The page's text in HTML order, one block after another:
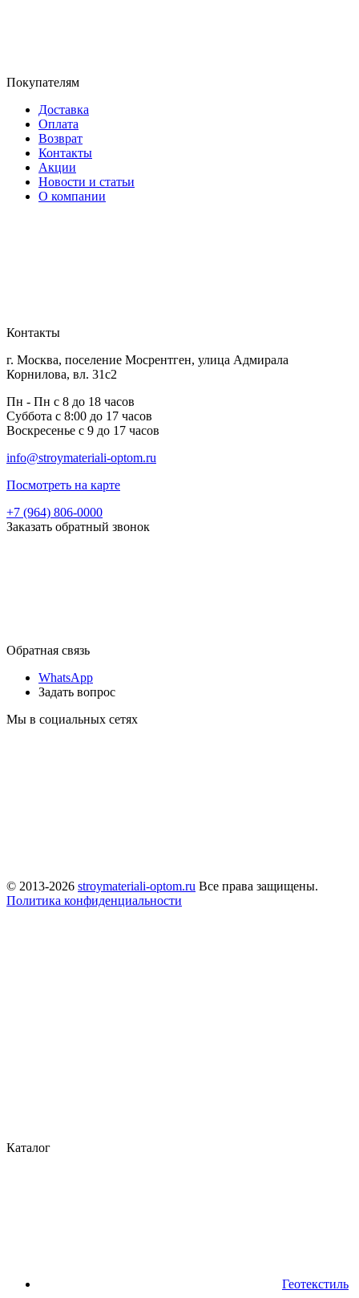
Покупателям
Доставка
Оплата
Возврат
Контакты
Акции
Новости и статьи
О компании
Контакты
г. Москва, поселение Мосрентген, улица Адмирала
Корнилова, вл. 31с2
Пн - Пн с 8 до 18 часов
Суббота с 8:00 до 17 часов
Воскресенье с 9 до 17 часов
info@stroymateriali-optom.ru
Посмотреть на карте
+7 (964) 806-0000
Заказать обратный звонок
Обратная связь
WhatsApp
Задать вопрос
Мы в социальных сетях
© 2013-2026 stroymateriali-optom.ru Все права защищены.
Политика конфиденциальности
Каталог
Геотекстиль